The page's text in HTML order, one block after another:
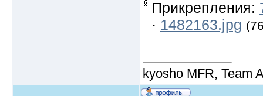
Прикрепления:
· 1482163.jpg
kyosho MFR, Team